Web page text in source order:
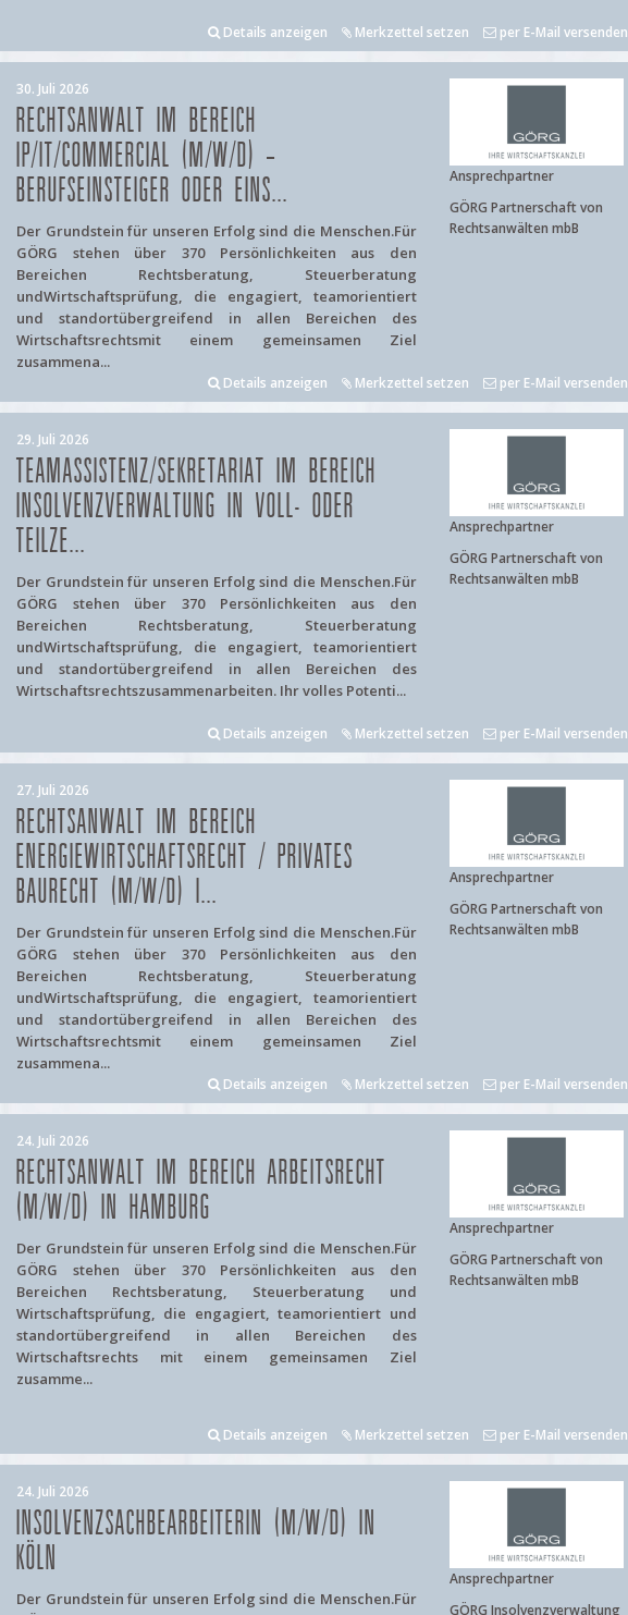
Details anzeigen Merkzettel setzen per E-Mail versenden
30. Juli 2026
RECHTSANWALT IM BEREICH
IP/IT/COMMERCIAL (M/W/D) –
BERUFSEINSTEIGER ODER EINS...
Der Grundstein für unseren Erfolg sind die Menschen.Für
GÖRG stehen über 370 Persönlichkeiten aus den
Bereichen Rechtsberatung, Steuerberatung
undWirtschaftsprüfung, die engagiert, teamorientiert
und standortübergreifend in allen Bereichen des
Wirtschaftsrechtsmit einem gemeinsamen Ziel
zusammena...
Ansprechpartner
GÖRG Partnerschaft von
Rechtsanwälten mbB
Details anzeigen Merkzettel setzen per E-Mail versenden
29. Juli 2026
TEAMASSISTENZ/SEKRETARIAT IM BEREICH
INSOLVENZVERWALTUNG IN VOLL- ODER
TEILZE...
Der Grundstein für unseren Erfolg sind die Menschen.Für
GÖRG stehen über 370 Persönlichkeiten aus den
Bereichen Rechtsberatung, Steuerberatung
undWirtschaftsprüfung, die engagiert, teamorientiert
und standortübergreifend in allen Bereichen des
Wirtschaftsrechtszusammenarbeiten. Ihr volles Potenti...
Ansprechpartner
GÖRG Partnerschaft von
Rechtsanwälten mbB
Details anzeigen Merkzettel setzen per E-Mail versenden
27. Juli 2026
RECHTSANWALT IM BEREICH
ENERGIEWIRTSCHAFTSRECHT / PRIVATES
BAURECHT (M/W/D) I...
Der Grundstein für unseren Erfolg sind die Menschen.Für
GÖRG stehen über 370 Persönlichkeiten aus den
Bereichen Rechtsberatung, Steuerberatung
undWirtschaftsprüfung, die engagiert, teamorientiert
und standortübergreifend in allen Bereichen des
Wirtschaftsrechtsmit einem gemeinsamen Ziel
zusammena...
Ansprechpartner
GÖRG Partnerschaft von
Rechtsanwälten mbB
Details anzeigen Merkzettel setzen per E-Mail versenden
24. Juli 2026
RECHTSANWALT IM BEREICH ARBEITSRECHT
(M/W/D) IN HAMBURG
Der Grundstein für unseren Erfolg sind die Menschen.Für
GÖRG stehen über 370 Persönlichkeiten aus den
Bereichen Rechtsberatung, Steuerberatung und
Wirtschaftsprüfung, die engagiert, teamorientiert und
standortübergreifend in allen Bereichen des
Wirtschaftsrechts mit einem gemeinsamen Ziel
zusamme...
Ansprechpartner
GÖRG Partnerschaft von
Rechtsanwälten mbB
Details anzeigen Merkzettel setzen per E-Mail versenden
24. Juli 2026
INSOLVENZSACHBEARBEITERIN (M/W/D) IN
KÖLN
Der Grundstein für unseren Erfolg sind die Menschen.Für
Ansprechpartner
GÖRG Insolvenzverwaltung